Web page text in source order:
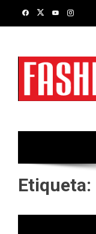
Etiqueta: